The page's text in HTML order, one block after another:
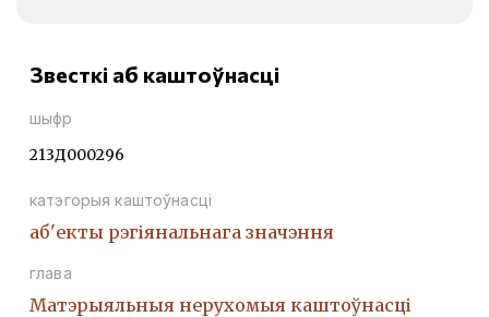
Звесткі аб каштоўнасці
шыфр
213Д000296
катэгорыя каштоўнасці
аб'екты рэгіянальнага значэння
глава
Матэрыяльныя нерухомыя каштоўнасці